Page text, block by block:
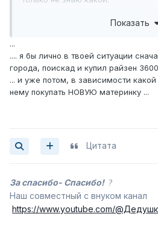
Показать
...
.... я бы лично в твоей ситуации
города, поискад и купил райзен
... и уже потом, в зависимости
нему покупать НОВУЮ материнку ...
Цитата
За спасибо- Спасибо! ?
Наш совместный с внуком канал
https://www.youtube.com/